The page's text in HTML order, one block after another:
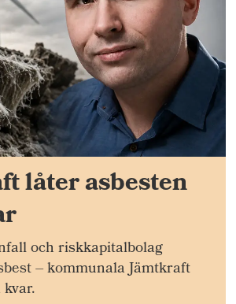
låter asbesten
och riskkapitalbolag
– kommunala Jämtkraft